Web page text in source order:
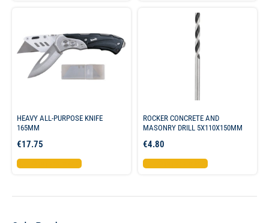
HEAVY ALL-PURPOSE KNIFE
165MM
€17.75
Προσθήκη στο καλάθι
ROCKER CONCRETE AND
MASONRY DRILL 5X110X150MM
€4.80
Προσθήκη στο καλάθι